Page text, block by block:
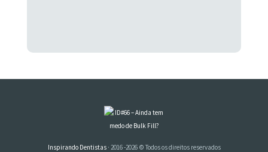
Inspirando Dentistas· 2016 -2026 © Todos os direitos reservados